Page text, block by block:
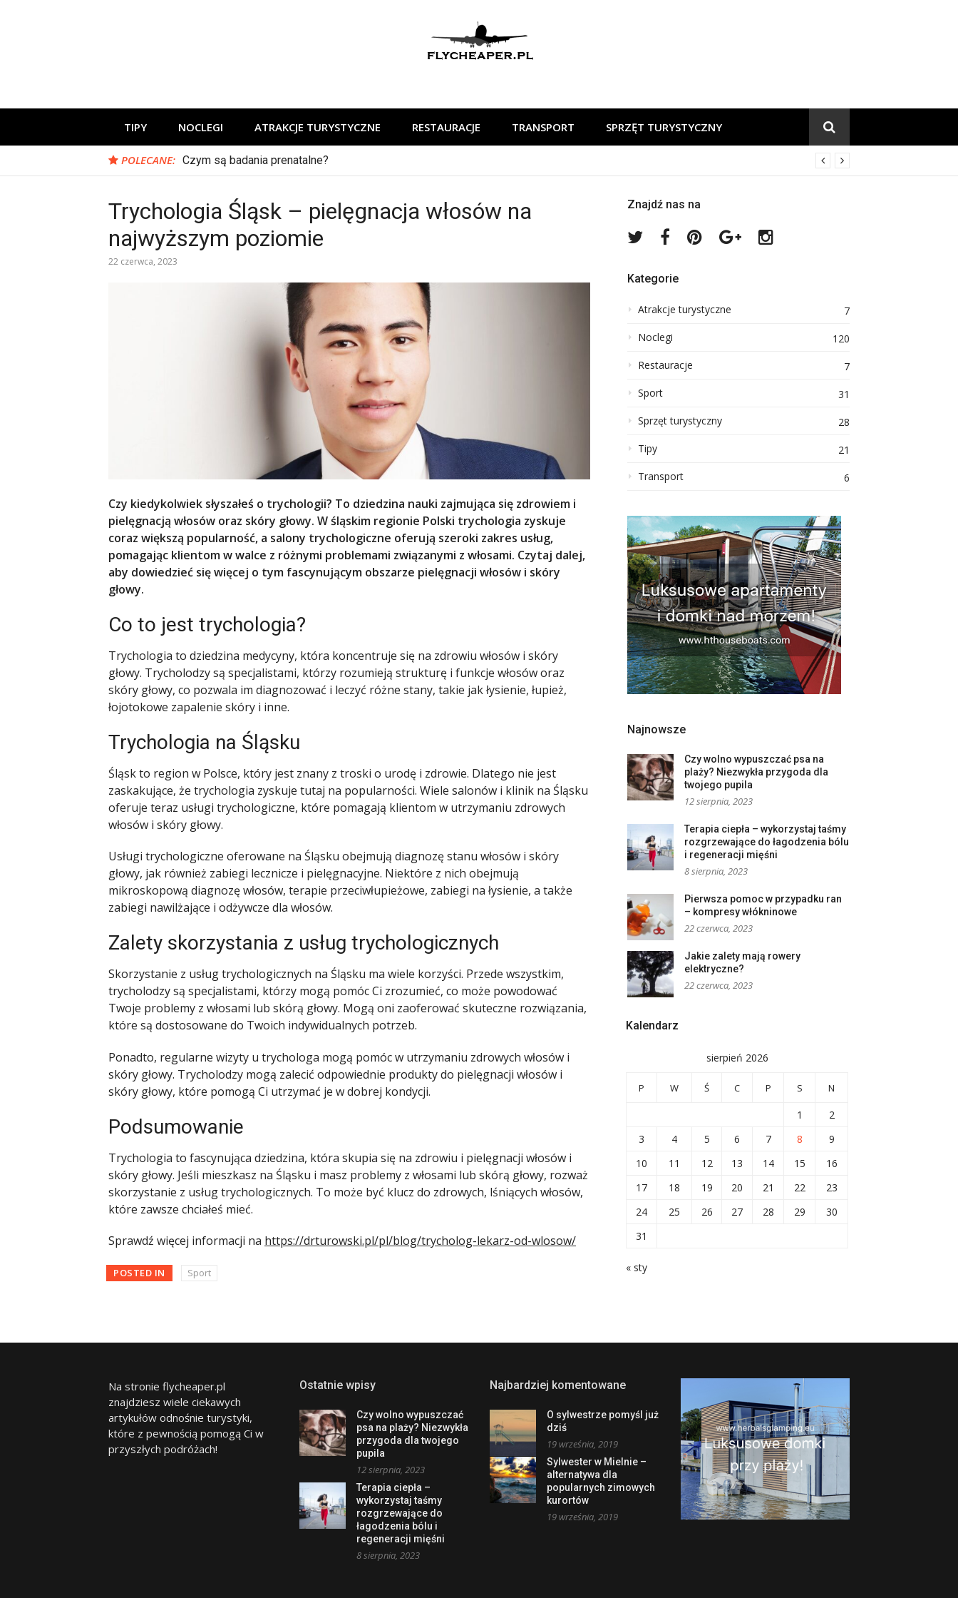
TIPY NOCLEGI ATRAKCJE TURYSTYCZNE RESTAURACJE TRANSPORT SPRZĘT TURYSTYCZNY
POLECANE: Czym są badania prenatalne?
Trychologia Śląsk – pielęgnacja włosów na
najwyższym poziomie
22 czerwca, 2023
Czy kiedykolwiek słyszałeś o trychologii? To dziedzina nauki zajmująca się zdrowiem i
pielęgnacją włosów oraz skóry głowy. W śląskim regionie Polski trychologia zyskuje
coraz większą popularność, a salony trychologiczne oferują szeroki zakres usług,
pomagając klientom w walce z różnymi problemami związanymi z włosami. Czytaj dalej,
aby dowiedzieć się więcej o tym fascynującym obszarze pielęgnacji włosów i skóry
głowy.
Co to jest trychologia?
Trychologia to dziedzina medycyny, która koncentruje się na zdrowiu włosów i skóry
głowy. Trycholodzy są specjalistami, którzy rozumieją strukturę i funkcje włosów oraz
skóry głowy, co pozwala im diagnozować i leczyć różne stany, takie jak łysienie, łupież,
łojotokowe zapalenie skóry i inne.
Trychologia na Śląsku
Śląsk to region w Polsce, który jest znany z troski o urodę i zdrowie. Dlatego nie jest
zaskakujące, że trychologia zyskuje tutaj na popularności. Wiele salonów i klinik na Śląsku
oferuje teraz usługi trychologiczne, które pomagają klientom w utrzymaniu zdrowych
włosów i skóry głowy.
Usługi trychologiczne oferowane na Śląsku obejmują diagnozę stanu włosów i skóry
głowy, jak również zabiegi lecznicze i pielęgnacyjne. Niektóre z nich obejmują
mikroskopową diagnozę włosów, terapie przeciwłupieżowe, zabiegi na łysienie, a także
zabiegi nawilżające i odżywcze dla włosów.
Zalety skorzystania z usług trychologicznych
Skorzystanie z usług trychologicznych na Śląsku ma wiele korzyści. Przede wszystkim,
trycholodzy są specjalistami, którzy mogą pomóc Ci zrozumieć, co może powodować
Twoje problemy z włosami lub skórą głowy. Mogą oni zaoferować skuteczne rozwiązania,
które są dostosowane do Twoich indywidualnych potrzeb.
Ponadto, regularne wizyty u trychologa mogą pomóc w utrzymaniu zdrowych włosów i
skóry głowy. Trycholodzy mogą zalecić odpowiednie produkty do pielęgnacji włosów i
skóry głowy, które pomogą Ci utrzymać je w dobrej kondycji.
Podsumowanie
Trychologia to fascynująca dziedzina, która skupia się na zdrowiu i pielęgnacji włosów i
skóry głowy. Jeśli mieszkasz na Śląsku i masz problemy z włosami lub skórą głowy, rozważ
skorzystanie z usług trychologicznych. To może być klucz do zdrowych, lśniących włosów,
które zawsze chciałeś mieć.
Sprawdź więcej informacji na https://drturowski.pl/pl/blog/trycholog-lekarz-od-wlosow/
POSTED IN Sport
Znajdź nas na
Twitter FacebookPinterestGoogle
Plus
Instagram
Kategorie
Atrakcje turystyczne
7
Noclegi
120
Restauracje
7
Sport
31
Sprzęt turystyczny
28
Tipy
21
Transport
6
Najnowsze
Czy wolno wypuszczać psa na
plaży? Niezwykła przygoda dla
twojego pupila
12 sierpnia, 2023
Terapia ciepła – wykorzystaj taśmy
rozgrzewające do łagodzenia bólu
i regeneracji mięśni
8 sierpnia, 2023
Pierwsza pomoc w przypadku ran
– kompresy włókninowe
22 czerwca, 2023
Jakie zalety mają rowery
elektryczne?
22 czerwca, 2023
Kalendarz
sierpień 2026
P W Ś C P S N
1
2
3
4 5 6 7 8
9
10
11 12 13 14 15
16
17
18 19 20 21 22
23
24
25 26 27 28 29
30
31
« sty
Na stronie flycheaper.pl
znajdziesz wiele ciekawych
artykułów odnośnie turystyki,
które z pewnością pomogą Ci w
przyszłych podróżach!
Ostatnie wpisy
Czy wolno wypuszczać
psa na plaży? Niezwykła
przygoda dla twojego
pupila
12 sierpnia, 2023
Terapia ciepła –
wykorzystaj taśmy
rozgrzewające do
łagodzenia bólu i
regeneracji mięśni
8 sierpnia, 2023
Najbardziej komentowane
O sylwestrze pomyśl już
dziś
19 września, 2019
Sylwester w Mielnie –
alternatywa dla
popularnych zimowych
kurortów
19 września, 2019